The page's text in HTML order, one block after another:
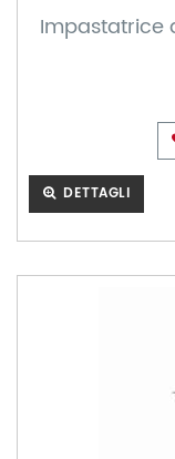
Impastatrice
DETTAGLI